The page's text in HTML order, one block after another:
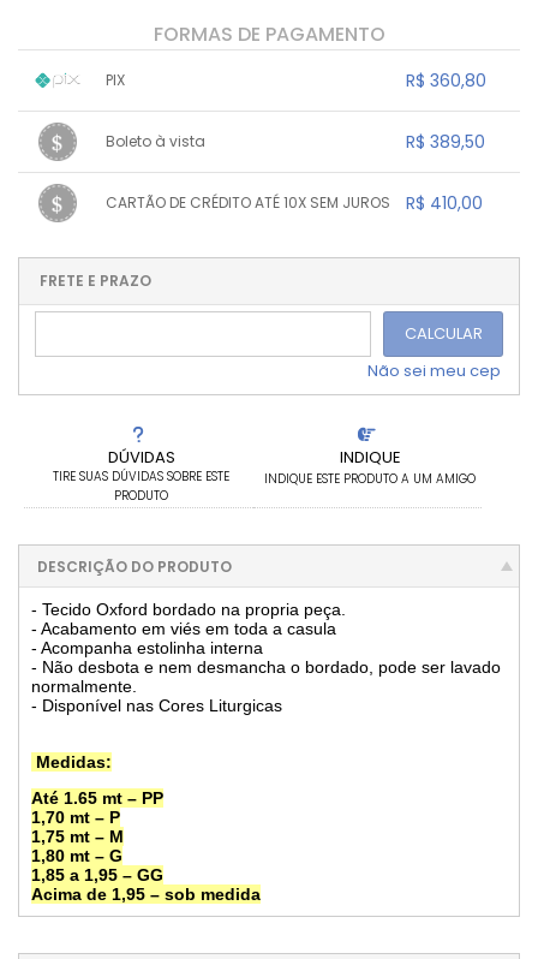
DÚVIDAS
TIRE SUAS DÚVIDAS SOBRE ESTE
PRODUTO
INDIQUE
INDIQUE ESTE PRODUTO A UM AMIGO
FORMAS DE PAGAMENTO
PIX R$ 360,80
.
Boleto à vista R$ 389,50
.
CARTÃO DE CRÉDITO ATÉ 10X SEM JUROS R$ 410,00
...
....
FRETE E PRAZO
CALCULAR
Não sei meu cep
DESCRIÇÃO DO PRODUTO
- Tecido Oxford bordado na propria peça.
- Acabamento em viés em toda a casula
- Acompanha estolinha interna
- Não desbota e nem desmancha o bordado, pode ser lavado
normalmente.
- Disponível nas Cores Liturgicas
Medidas:
Até 1.65 mt – PP
1,70 mt – P
1,75 mt – M
1,80 mt – G
1,85 a 1,95 – GG
Acima de 1,95 – sob medida